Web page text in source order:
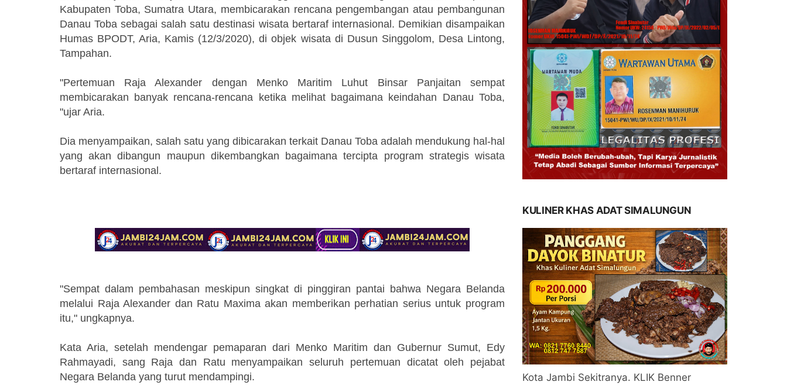
Kabupaten Toba, Sumatra Utara, membicarakan rencana pengembangan atau pembangunan
Danau Toba sebagai salah satu destinasi wisata bertaraf internasional. Demikian disampaikan
Humas BPODT, Aria, Kamis (12/3/2020), di objek wisata di Dusun Singgolom, Desa Lintong,
Tampahan.
"Pertemuan Raja Alexander dengan Menko Maritim Luhut Binsar Panjaitan sempat
membicarakan banyak rencana-rencana ketika melihat bagaimana keindahan Danau Toba,
"ujar Aria.
Dia menyampaikan, salah satu yang dibicarakan terkait Danau Toba adalah mendukung hal-hal
yang akan dibangun maupun dikembangkan bagaimana tercipta program strategis wisata
bertaraf internasional.
"Sempat dalam pembahasan meskipun singkat di pinggiran pantai bahwa Negara Belanda
melalui Raja Alexander dan Ratu Maxima akan memberikan perhatian serius untuk program
itu," ungkapnya.
Kata Aria, setelah mendengar pemaparan dari Menko Maritim dan Gubernur Sumut, Edy
Rahmayadi, sang Raja dan Ratu menyampaikan seluruh pertemuan dicatat oleh pejabat
Negara Belanda yang turut mendampingi.
KULINER KHAS ADAT SIMALUNGUN
Kota Jambi Sekitranya. KLIK Benner